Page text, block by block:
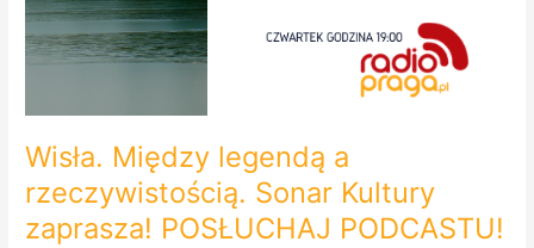
Wisła. Między legendą a
rzeczywistością. Sonar Kultury
zaprasza! POSŁUCHAJ PODCASTU!
Kultury
zaprasza!
POSŁUCHAJ